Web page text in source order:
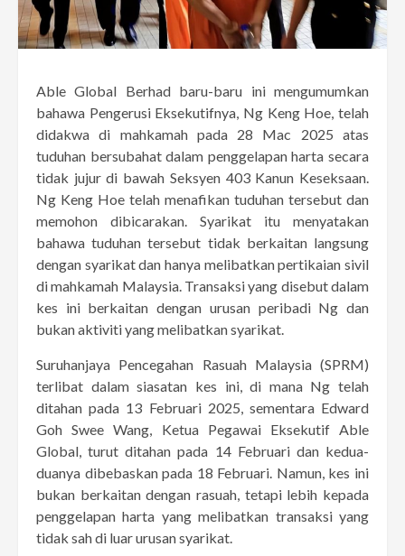
Able Global Berhad baru-baru ini mengumumkan
bahawa Pengerusi Eksekutifnya, Ng Keng Hoe, telah
didakwa di mahkamah pada 28 Mac 2025 atas
tuduhan bersubahat dalam penggelapan harta secara
tidak jujur di bawah Seksyen 403 Kanun Keseksaan.
Ng Keng Hoe telah menafikan tuduhan tersebut dan
memohon dibicarakan. Syarikat itu menyatakan
bahawa tuduhan tersebut tidak berkaitan langsung
dengan syarikat dan hanya melibatkan pertikaian sivil
di mahkamah Malaysia. Transaksi yang disebut dalam
kes ini berkaitan dengan urusan peribadi Ng dan
bukan aktiviti yang melibatkan syarikat.
Suruhanjaya Pencegahan Rasuah Malaysia (SPRM)
terlibat dalam siasatan kes ini, di mana Ng telah
ditahan pada 13 Februari 2025, sementara Edward
Goh Swee Wang, Ketua Pegawai Eksekutif Able
Global, turut ditahan pada 14 Februari dan kedua-
duanya dibebaskan pada 18 Februari. Namun, kes ini
bukan berkaitan dengan rasuah, tetapi lebih kepada
penggelapan harta yang melibatkan transaksi yang
tidak sah di luar urusan syarikat.